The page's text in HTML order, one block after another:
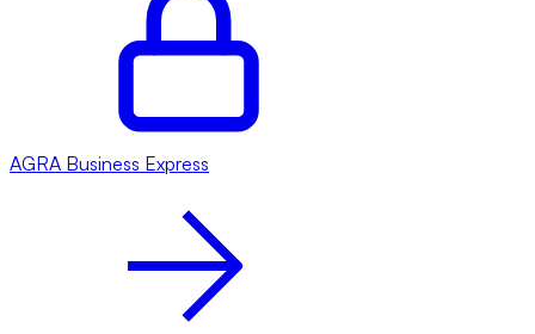
AGRA Business Express